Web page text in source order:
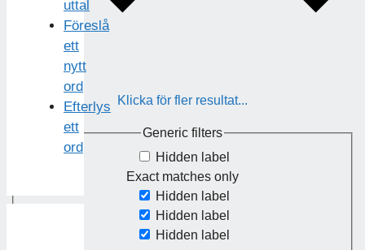
Klicka för fler resultat...
Generic filters
Hidden label
Exact matches only
Hidden label
Hidden label
Hidden label
uttal
Föreslå
ett
nytt
ord
Efterlys
ett
ord